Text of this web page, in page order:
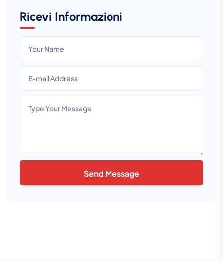
Ricevi Informazioni
Send Message